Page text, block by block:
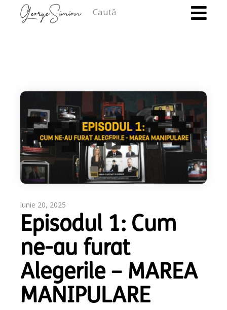
iunie 20, 2025
Episodul 1: Cum
ne-au furat
Alegerile – MAREA
MANIPULARE